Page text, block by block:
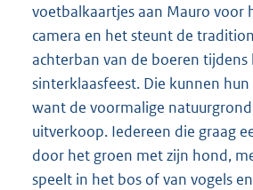
voetbalkaartjes aan Mauro voor
camera en het steunt de
achterban van de boeren
sinterklaasfeest. Die kunnen
want de voormalige
uitverkoop. Iedereen die graag
door het groen met zijn hond,
speelt in het bos of van vogels